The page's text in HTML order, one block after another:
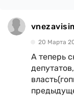
20 Марта
А теперь